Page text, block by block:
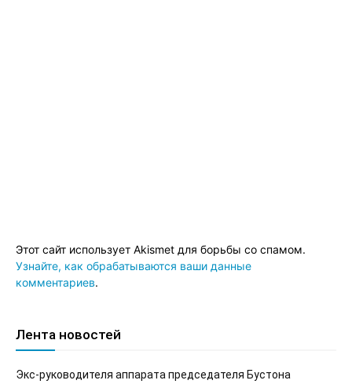
Этот сайт использует Akismet для борьбы со спамом.
Узнайте, как обрабатываются ваши данные
комментариев.
Лента новостей
Экс-руководителя аппарата председателя Бустона